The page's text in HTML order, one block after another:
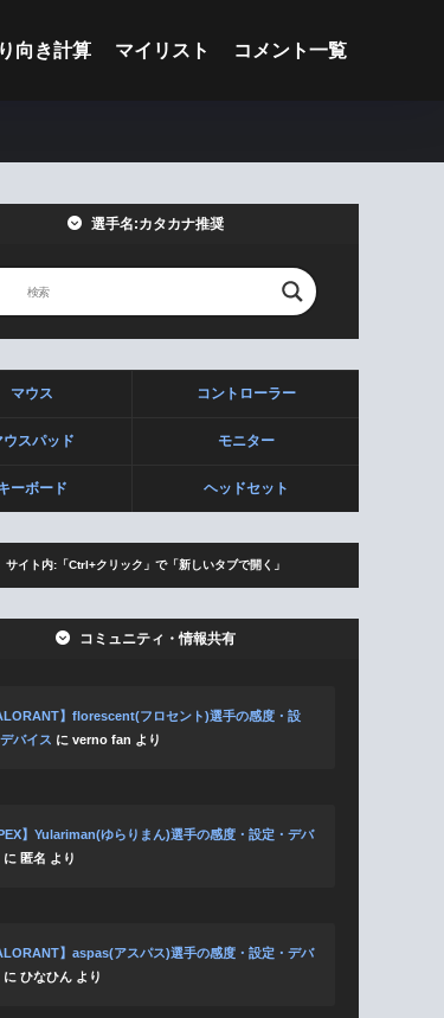
向き計算 マイリスト コメント一覧
選手名:カタカナ推奨
マウス コントローラー
ウスパッド モニター
ーボード ヘッドセット
サイト内:「Ctrl+クリック」で「新しいタブで開く」
コミュニティ・情報共有
】florescent(フロセント)選手の感度・設
バイス に verno fan より
】Yulariman(ゆらりまん)選手の感度・設定・デバ
に 匿名 より
】aspas(アスパス)選手の感度・設定・デバ
に ひなひん より